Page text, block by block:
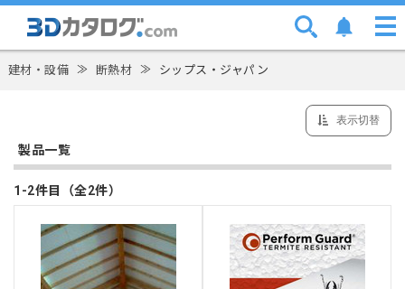
建材・設備 ≫ 断熱材 ≫ シップス・ジャパン
表示切替
製品一覧
1-2件目（全2件）